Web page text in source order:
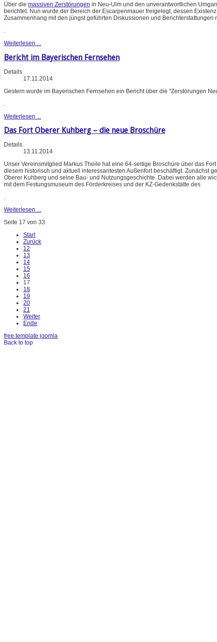
Über die massiven Zerstörungen in Neu-Ulm und den unverantwortlichen
berichtet. Nun wurde der Bereich der Escarpenmauer freigelegt, dessen
Zusammenhang mit den jüngst geführten Diskussionen und Berichterstattungen
Weiterlesen ...
Bericht im Bayerischen Fernsehen
Details
17.11.2014
Gestern wurde im Bayerischen Fernsehen ein Bericht über die "Zerstörungen
Weiterlesen ...
Das Fort Oberer Kuhberg – die neue Broschüre
Details
13.11.2014
Unser Vereinsmitglied Markus Theile hat eine 64-seitige Broschüre über das
diesem historisch und aktuell interessantesten Außenfort beschäftigt. Zunächst
Oberer Kuhberg und seine Bau- und Nutzungsgeschichte. Dabei werden alle
mit dem Festungsmuseum des Förderkreises und der KZ-Gedenkstätte des
.
Weiterlesen ...
Seite 17 von 33
Start
Zurück
12
13
14
15
16
17
18
19
20
21
Weiter
Ende
free template joomla
Back to top